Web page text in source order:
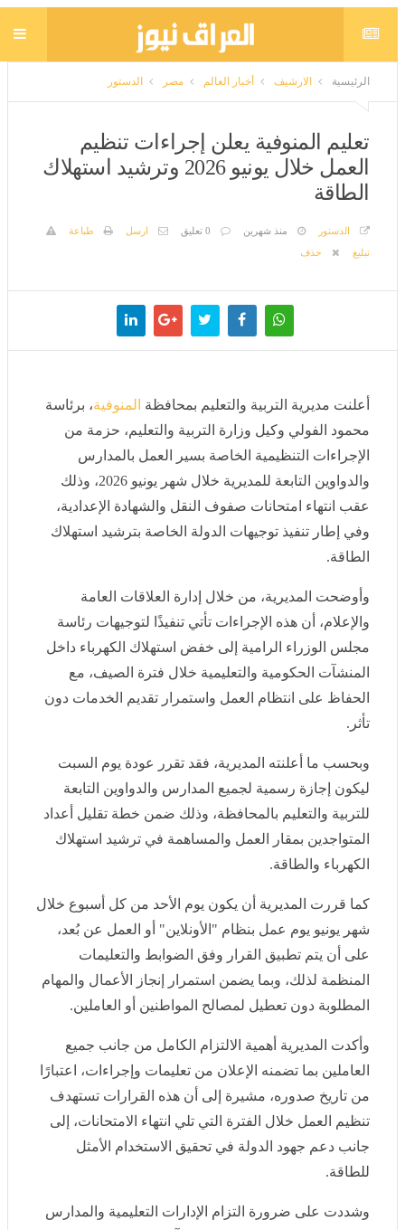
الرئيسية الارشيف أخبار العالم الدستور
تعليم المنوفية يعلن إجراءات تنظيم العمل
خلال يونيو 2026 وترشيد استهلاك الطاقة
الدستور
محمود الفولي وكيل وزارة التربية والتعليم، حزمة من
الإجراءات التنظيمية الخاصة بسير العمل بالمدارس
والدواوين التابعة للمديرية خلال شهر يونيو 2026، وذلك عقب
انتهاء امتحانات صفوف النقل والشهادة الإعدادية، وفي إطار
تنفيذ توجيهات الدولة الخاصة بترشيد استهلاك الطاقة.
وأوضحت المديرية، من خلال إدارة العلاقات العامة والإعلام،
أن هذه الإجراءات تأتي تنفيذًا لتوجيهات رئاسة مجلس الوزراء
الرامية إلى خفض استهلاك الكهرباء داخل المنشآت
الحكومية والتعليمية خلال فترة الصيف، مع الحفاظ على
انتظام العمل واستمرار تقديم الخدمات دون تأثر.
وبحسب ما أعلنته المديرية، فقد تقرر عودة يوم السبت
ليكون إجازة رسمية لجميع المدارس والدواوين التابعة
للتربية والتعليم بالمحافظة، وذلك ضمن خطة تقليل أعداد
المتواجدين بمقار العمل والمساهمة في ترشيد استهلاك
الكهرباء والطاقة.
كما قررت المديرية أن يكون يوم الأحد من كل أسبوع خلال
شهر يونيو يوم عمل بنظام "الأونلاين" أو العمل عن بُعد، على
أن يتم تطبيق القرار وفق الضوابط والتعليمات المنظمة
لذلك، وبما يضمن استمرار إنجاز الأعمال والمهام المطلوبة
دون تعطيل لمصالح المواطنين أو العاملين.
وأكدت المديرية أهمية الالتزام الكامل من جانب جميع
العاملين بما تضمنه الإعلان من تعليمات وإجراءات، اعتبارًا
من تاريخ صدوره، مشيرة إلى أن هذه القرارات تستهدف
تنظيم العمل خلال الفترة التي تلي انتهاء الامتحانات، إلى
جانب دعم جهود الدولة في تحقيق الاستخدام الأمثل للطاقة.
وشددت على ضرورة التزام الإدارات التعليمية والمدارس
بتنفيذ التعليمات الصادرة ومتابعة آليات تطبيقها بصورة
يومية، بما يضمن انتظام الأداء الإداري وسير العمل بالكفاءة
المطلوبة طوال الشهر.
وفي السياق ذاته، من المنتظر أن تقوم الإدارات التعليمية